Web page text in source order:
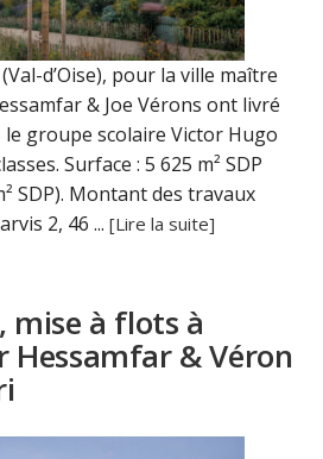
d’Oise), pour la ville maître
& Joe Vérons ont livré
groupe scolaire Victor Hugo
Surface : 5 625 m² SDP
SDP). Montant des travaux
2, 46 ...[Lire la suite]
mise à flots à
Hessamfar & Véron